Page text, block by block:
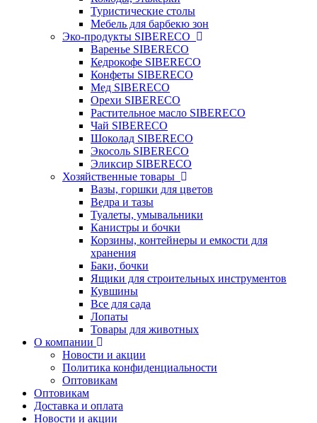
Туристические столы
Мебель для барбекю зон
Эко-продукты SIBERECO
Варенье SIBERECO
Кедрокофе SIBERECO
Конфеты SIBERECO
Мед SIBERECO
Орехи SIBERECO
Растительное масло SIBERECO
Чай SIBERECO
Шоколад SIBERECO
Экосоль SIBERECO
Эликсир SIBERECO
Хозяйственные товары
Вазы, горшки для цветов
Ведра и тазы
Туалеты, умывальники
Канистры и бочки
Корзины, контейнеры и емкости для
хранения
Баки, бочки
Ящики для строительных инструментов
Кувшины
Все для сада
Лопаты
Товары для животных
О компании
Новости и акции
Политика конфиденциальности
Оптовикам
Оптовикам
Доставка и оплата
Новости и акции